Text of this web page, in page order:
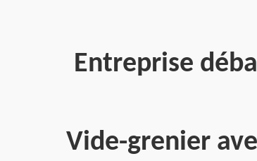
Entreprise
Vide-grenier